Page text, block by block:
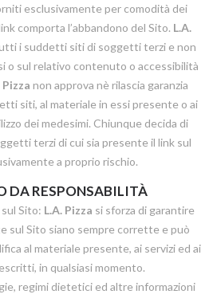
esclusivamente per comodità dei
comporta l’abbandono del Sito. L.A.
i suddetti siti di soggetti terzi e non
o sul relativo contenuto o accessibilità
Pizza non approva nè rilascia garanzia
siti, al materiale in essi presente o ai
dei medesimi. Chiunque decida di
terzi di cui sia presente il link sul
a proprio rischio.
DA RESPONSABILITÀ
Sito: L.A. Pizza si sforza di garantire
sul Sito siano sempre corrette e può
al materiale presente, ai servizi ed ai
in qualsiasi momento.
regimi dietetici ed altre informazioni